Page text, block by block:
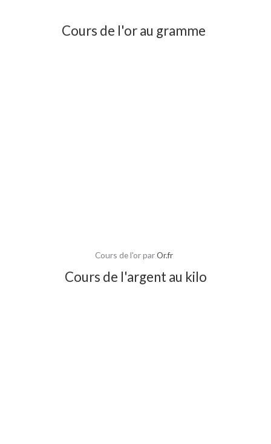
Cours de l'or au gramme
Cours de l'or parOr.fr
Cours de l'argent au kilo